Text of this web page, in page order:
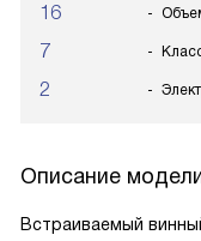
16
7
2
Описание
Встраиваемый